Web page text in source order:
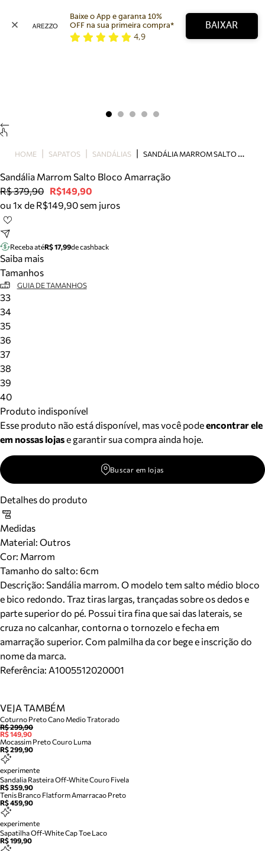
Bolsa
Tamanco
Tênis
Mule
Tire dúvidas sobre pedidos, devoluções e mais.
Meus pedidos
Acompanhe seus pedidos e solicite devoluções.
Baixe o App e garanta 10%
OFF na sua primeira compra*
4,9
BAIXAR
HOME SAPATOS SANDÁLIAS S
ANDÁLIA MARROM SALTO BLOCO AMARRAÇÃO
Sandália Marrom Salto Bloco Amarração
R$ 379,90 R$149,90
ou 1x de R$149,90 sem juros
Receba atéR$ 17,99de cashback
Saiba mais
Tamanhos
GUIA DE TAMANHOS
33
34
35
36
37
38
39
40
Produto indisponível
Esse produto não está disponível, mas você podeencontrar ele
em nossas lojase garantir sua compra ainda hoje.
Buscar em lojas
Detalhes do produto
Medidas
Material: Outros
Cor: Marrom
Tamanho do salto: 6cm
Descrição: Sandália marrom. O modelo tem salto médio bloco
e bico redondo. Traz tiras largas, trançadas sobre os dedos e
parte superior do pé. Possui tira fina que sai das laterais, se
cruza no calcanhar, contorna o tornozelo e fecha em
amarração superior. Com palmilha da cor bege e inscrição do
nome da marca.
Referência: A1005512020001
VEJA TAMBÉM
Coturno Preto Cano Medio Tratorado
R$ 299,90
R$ 149,90
Mocassim Preto Couro Luma
R$ 299,90
experimente
Sandalia Rasteira Off-White Couro Fivela
R$ 359,90
Tenis Branco Flatform Amarracao Preto
R$ 459,90
experimente
Sapatilha Off-White Cap Toe Laco
R$ 199,90